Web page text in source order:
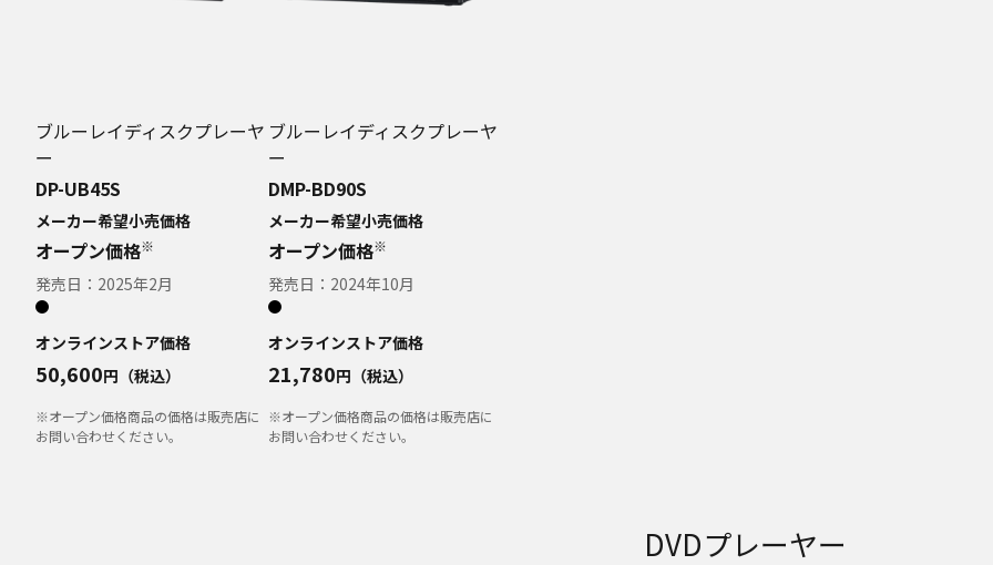
ブルーレイディスクプレーヤ
ー
DP-UB45S
メーカー希望小売価格
オープン価格※
発売日： 2025年2月
オンラインストア価格
50,600円（税込）
※オープン価格商品の価格は販売店に
お問い合わせください。
ブルーレイディスクプレーヤ
ー
DMP-BD90S
メーカー希望小売価格
オープン価格※
発売日： 2024年10月
オンラインストア価格
21,780円（税込）
※オープン価格商品の価格は販売店に
お問い合わせください。
DVDプレーヤー